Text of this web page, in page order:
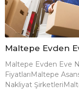
Maltepe Evden
Maltepe Evden Eve
FiyatlarıMaltepe
Nakliyat